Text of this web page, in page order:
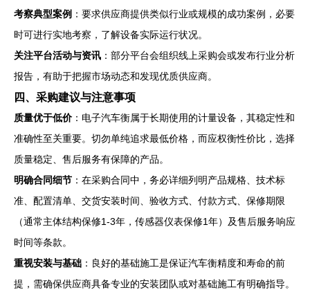
考察典型案例 ：要求供应商提供类似行业或规模的成功案例，必要
时可进行实地考察，了解设备实际运行状况。
关注平台活动与资讯 ：部分平台会组织线上采购会或发布行业分析
报告，有助于把握市场动态和发现优质供应商。
四、采购建议与注意事项
质量优于低价：电子汽车衡属于长期使用的计量设备，其稳定性和
准确性至关重要。切勿单纯追求最低价格，而应权衡性价比，选择
质量稳定、售后服务有保障的产品。
明确合同细节 ：在采购合同中，务必详细列明产品规格、技术标
准、配置清单、交货安装时间、验收方式、付款方式、保修期限
（通常主体结构保修1-3年，传感器仪表保修1年）及售后服务响应
时间等条款。
重视安装与基础 ：良好的基础施工是保证汽车衡精度和寿命的前
提，需确保供应商具备专业的安装团队或对基础施工有明确指导。